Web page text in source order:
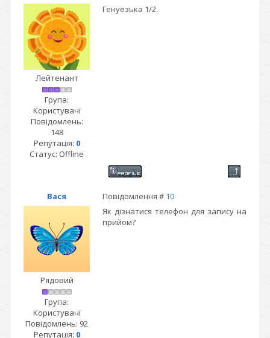
Лейтенант
Група:
Користувачі
Повідомлень:
148
Репутація: 0
Статус: Offline
Генуезька 1/2.
Вася Повідомлення # 10
Рядовий
Група:
Користувачі
Повідомлень: 92
Репутація: 0
Як дізнатися телефон для запису на
прийом?